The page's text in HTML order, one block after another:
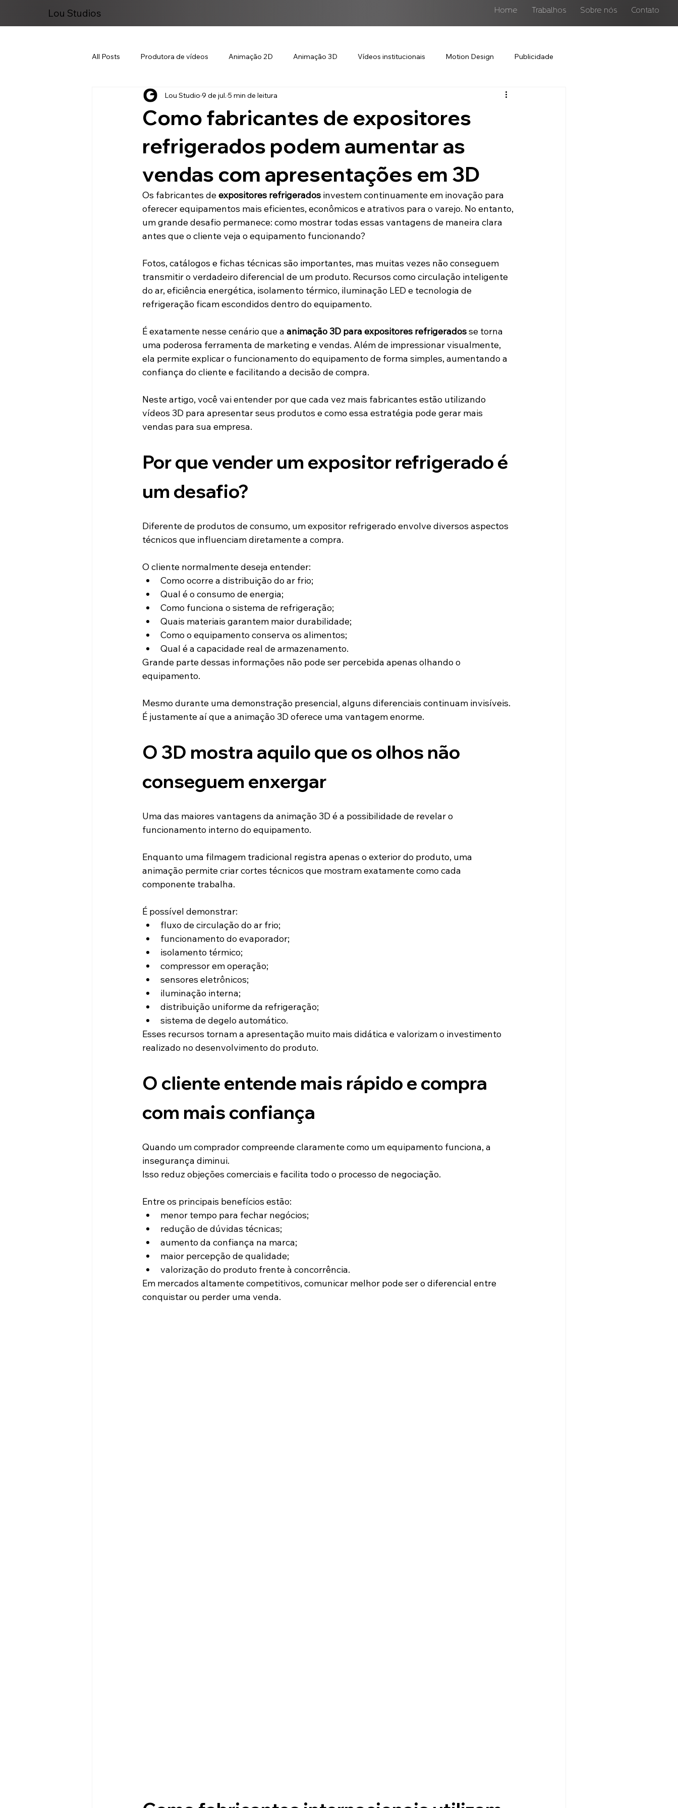
Lou Studios Home Trabalhos Sobre nós Contato
All Posts Produtora de vídeos Animação 2D Animação 3D Vídeos institucionais Motion Design Publicidade
Marketing Digital
Como fabricantes de expositores
refrigerados podem aumentar as
vendas com apresentações em 3D
Lou Studio 9 de jul. 5 min de leitura
Os fabricantes de expositores refrigerados investem continuamente em inovação para
oferecer equipamentos mais eficientes, econômicos e atrativos para o varejo. No entanto,
um grande desafio permanece: como mostrar todas essas vantagens de maneira clara
antes que o cliente veja o equipamento funcionando?
Fotos, catálogos e fichas técnicas são importantes, mas muitas vezes não conseguem
transmitir o verdadeiro diferencial de um produto. Recursos como circulação inteligente
do ar, eficiência energética, isolamento térmico, iluminação LED e tecnologia de
refrigeração ficam escondidos dentro do equipamento.
É exatamente nesse cenário que a animação 3D para expositores refrigerados se torna
uma poderosa ferramenta de marketing e vendas. Além de impressionar visualmente,
ela permite explicar o funcionamento do equipamento de forma simples, aumentando a
confiança do cliente e facilitando a decisão de compra.
Neste artigo, você vai entender por que cada vez mais fabricantes estão utilizando
vídeos 3D para apresentar seus produtos e como essa estratégia pode gerar mais
vendas para sua empresa.
Por que vender um expositor refrigerado é
um desafio?
Diferente de produtos de consumo, um expositor refrigerado envolve diversos aspectos
técnicos que influenciam diretamente a compra.
O cliente normalmente deseja entender:
Como ocorre a distribuição do ar frio;
Qual é o consumo de energia;
Como funciona o sistema de refrigeração;
Quais materiais garantem maior durabilidade;
Como o equipamento conserva os alimentos;
Qual é a capacidade real de armazenamento.
Grande parte dessas informações não pode ser percebida apenas olhando o
equipamento.
Mesmo durante uma demonstração presencial, alguns diferenciais continuam invisíveis.
É justamente aí que a animação 3D oferece uma vantagem enorme.
O 3D mostra aquilo que os olhos não
conseguem enxergar
Uma das maiores vantagens da animação 3D é a possibilidade de revelar o
funcionamento interno do equipamento.
Enquanto uma filmagem tradicional registra apenas o exterior do produto, uma
animação permite criar cortes técnicos que mostram exatamente como cada
componente trabalha.
É possível demonstrar:
fluxo de circulação do ar frio;
funcionamento do evaporador;
isolamento térmico;
compressor em operação;
sensores eletrônicos;
iluminação interna;
distribuição uniforme da refrigeração;
sistema de degelo automático.
Esses recursos tornam a apresentação muito mais didática e valorizam o investimento
realizado no desenvolvimento do produto.
O cliente entende mais rápido e compra
com mais confiança
Quando um comprador compreende claramente como um equipamento funciona, a
insegurança diminui.
Isso reduz objeções comerciais e facilita todo o processo de negociação.
Entre os principais benefícios estão:
menor tempo para fechar negócios;
redução de dúvidas técnicas;
aumento da confiança na marca;
maior percepção de qualidade;
valorização do produto frente à concorrência.
Em mercados altamente competitivos, comunicar melhor pode ser o diferencial entre
conquistar ou perder uma venda.